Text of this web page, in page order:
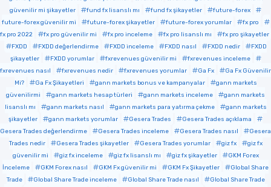
güvenilir mi şikayetler
fund fx lisanslı mı fund fx şikayetler
future-forex
future-forex güvenilir mi
future-forex şikayetler future-forex yorumlar
fx pro
fx pro 2022
fx pro güvenilir mi fx pro inceleme fx pro lisanslı mı
fx pro şikayetler
FXDD
FXDD değerlendirme FXDD inceleme FXDD nasıl FXDD nedir
FXDD
şikayetler
FXDD yorumlar fxrevenues güvenilir mi
fxrevenues inceleme
fxrevenues nasıl
fxrevenues nedir fxrevenues yorumlar Ga Fx
Ga Fx Güvenilir
Mi?
Ga Fx Şikayetleri gann markets bonus ve kampanyalar
gann markets
güvenilirmi
gann markets hesap türleri gann markets inceleme
gann markets
lisanslı mı
gann markets nasıl gann markets para yatırma çekme
gann markets
şikayetler
gann markets yorumlar Gesera Trades
Gesera Trades açıklama
Gesera Trades değerlendirme
Gesera Trades inceleme Gesera Trades nasıl
Gesera
Trades nedir
Gesera Trades şikayetler Gesera Trades yorumlar giz fx
giz fx
güvenilir mi
giz fx inceleme giz fx lisanslı mı giz fx şikayetler
GKM Forex
İnceleme
GKM Forex nasıl GKM Fx güvenilir mi GKM Fx Şikayetler
Global Share
Trade
Global Share Trade inceleme Global Share Trade nasıl
Global Share Trade